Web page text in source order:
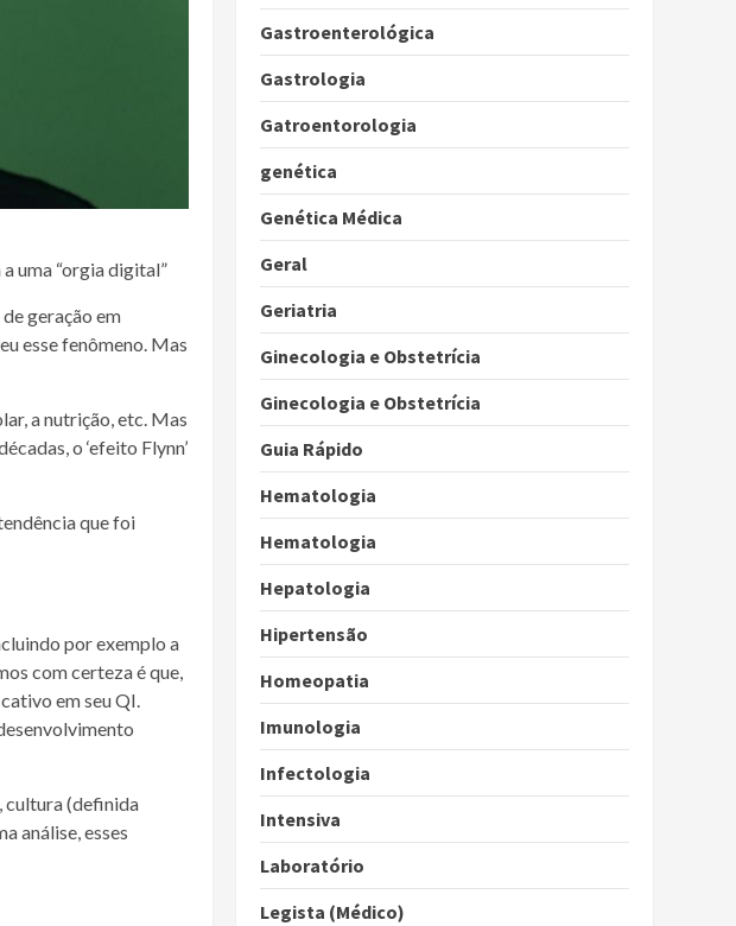
uma “orgia digital”
geração em
esse fenômeno. Mas
a nutrição, etc. Mas
o ‘efeito Flynn’
que foi
por exemplo a
com certeza é que,
em seu QI.
cultura (definida
análise, esses
Gastroenterológica
Gastrologia
Gatroentorologia
genética
Genética Médica
Geral
Geriatria
Ginecologia e Obstetrícia
Ginecologia e Obstetrícia
Guia Rápido
Hematologia
Hematologia
Hepatologia
Hipertensão
Homeopatia
Imunologia
Infectologia
Intensiva
Laboratório
Legista (Médico)